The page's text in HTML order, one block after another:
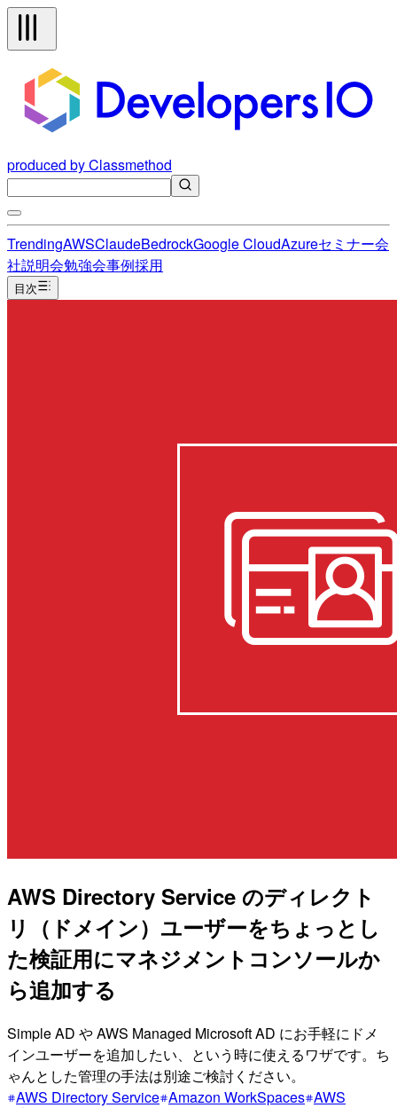
produced by Classmethod
TrendingAWSClaudeBedrockGoogle CloudAzureセミナー会
社説明会勉強会事例採用
目次
AWS Directory Service のディレクト
リ（ドメイン）ユーザーをちょっとし
た検証用にマネジメントコンソールか
ら追加する
Simple AD や AWS Managed Microsoft AD にお手軽にドメ
インユーザーを追加したい、という時に使えるワザです。ち
ゃんとした管理の手法は別途ご検討ください。
AWS Directory Service Amazon WorkSpaces AWS